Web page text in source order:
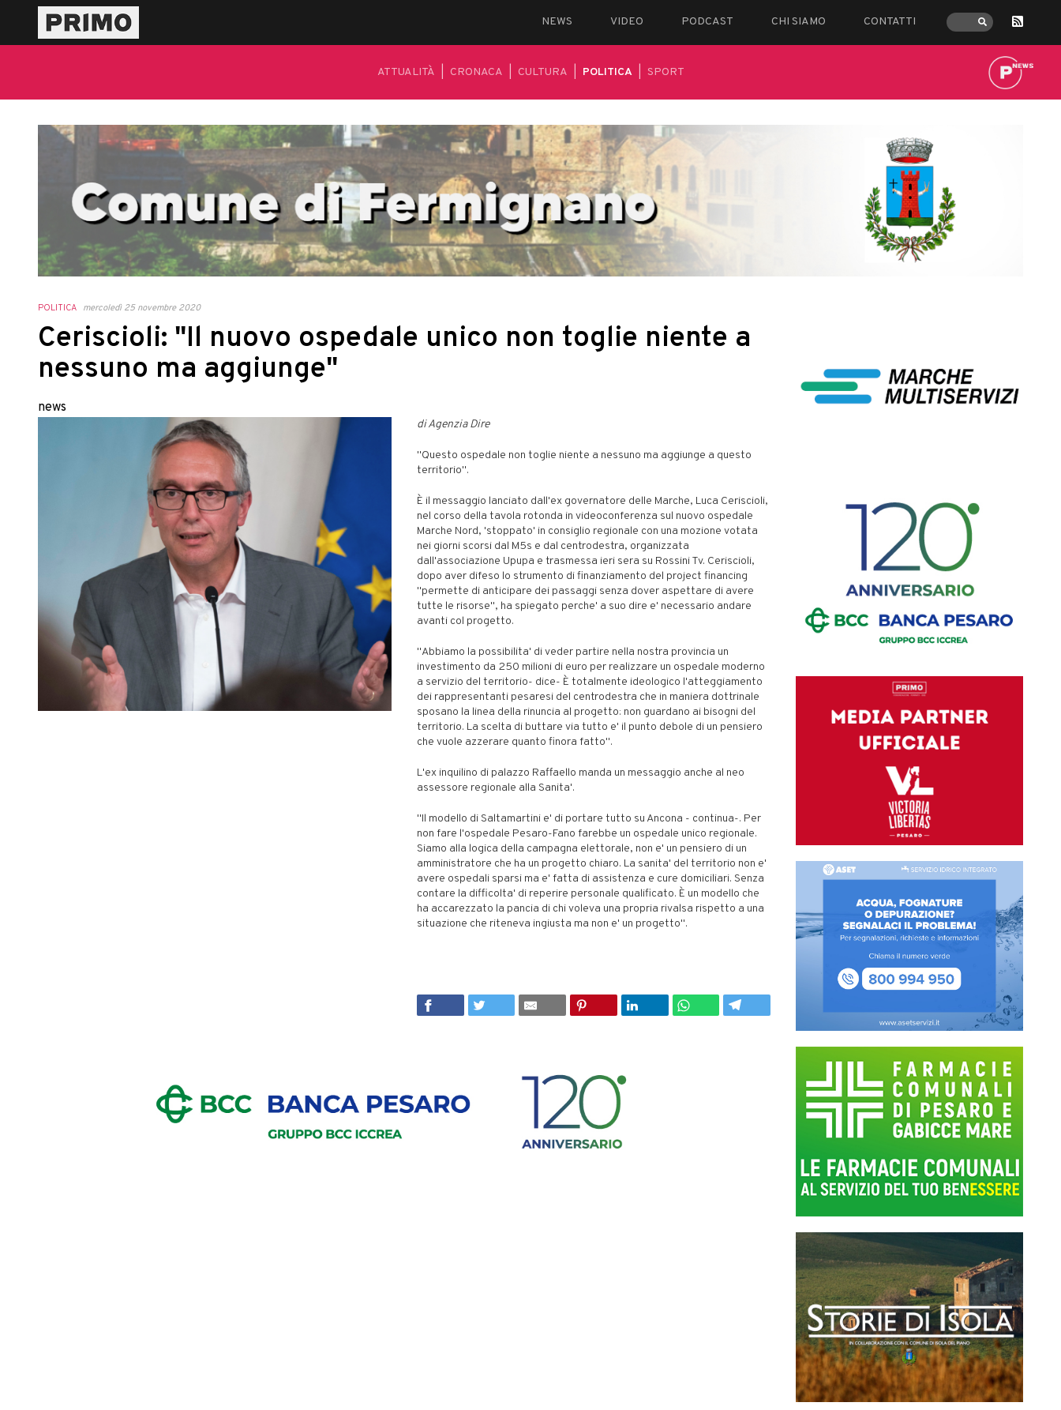
NEWS VIDEO PODCAST CHI SIAMO CONTATTI
ATTUALITÀ CRONACA CULTURA POLITICA SPORT
POLITICA mercoledì 25 novembre 2020
Ceriscioli: "Il nuovo ospedale unico non toglie niente a
nessuno ma aggiunge"
news
di Agenzia Dire
"Questo ospedale non toglie niente a nessuno ma aggiunge a questo
territorio".
È il messaggio lanciato dall'ex governatore delle Marche, Luca Ceriscioli,
nel corso della tavola rotonda in videoconferenza sul nuovo ospedale
Marche Nord, 'stoppato' in consiglio regionale con una mozione votata
nei giorni scorsi dal M5s e dal centrodestra, organizzata
dall'associazione Upupa e trasmessa ieri sera su Rossini Tv. Ceriscioli,
dopo aver difeso lo strumento di finanziamento del project financing
"permette di anticipare dei passaggi senza dover aspettare di avere
tutte le risorse", ha spiegato perche' a suo dire e' necessario andare
avanti col progetto.
"Abbiamo la possibilita' di veder partire nella nostra provincia un
investimento da 250 milioni di euro per realizzare un ospedale moderno
a servizio del territorio- dice- È totalmente ideologico l'atteggiamento
dei rappresentanti pesaresi del centrodestra che in maniera dottrinale
sposano la linea della rinuncia al progetto: non guardano ai bisogni del
territorio. La scelta di buttare via tutto e' il punto debole di un pensiero
che vuole azzerare quanto finora fatto".
L'ex inquilino di palazzo Raffaello manda un messaggio anche al neo
assessore regionale alla Sanita'.
"Il modello di Saltamartini e' di portare tutto su Ancona - continua-. Per
non fare l'ospedale Pesaro-Fano farebbe un ospedale unico regionale.
Siamo alla logica della campagna elettorale, non e' un pensiero di un
amministratore che ha un progetto chiaro. La sanita' del territorio non e'
avere ospedali sparsi ma e' fatta di assistenza e cure domiciliari. Senza
contare la difficolta' di reperire personale qualificato. È un modello che
ha accarezzato la pancia di chi voleva una propria rivalsa rispetto a una
situazione che riteneva ingiusta ma non e' un progetto".